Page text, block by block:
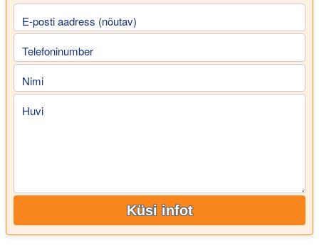
E-posti aadress (nõutav)
Telefoninumber
Nimi
Huvi
Küsi infot